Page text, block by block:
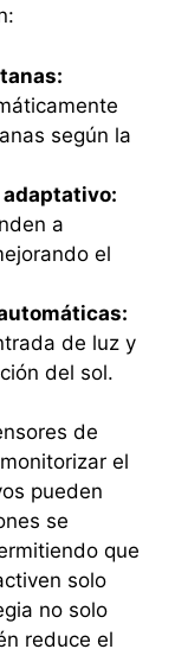
según la
a
el
de luz y
del sol.
de
el
pueden
se
que
solo
no solo
reduce el